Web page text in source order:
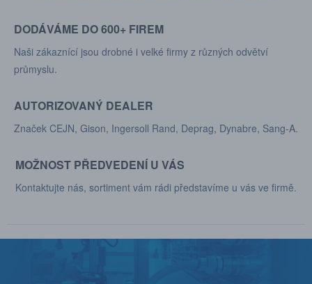
DODÁVÁME DO 600+ FIREM
Naši zákaznící jsou drobné i velké firmy z různých odvětví
průmyslu.
AUTORIZOVANÝ DEALER
Značek CEJN, Gison, Ingersoll Rand, Deprag, Dynabre, Sang-A.
MOŽNOST PŘEDVEDENÍ U VÁS
Kontaktujte nás, sortiment vám rádi představíme u vás ve firmě.